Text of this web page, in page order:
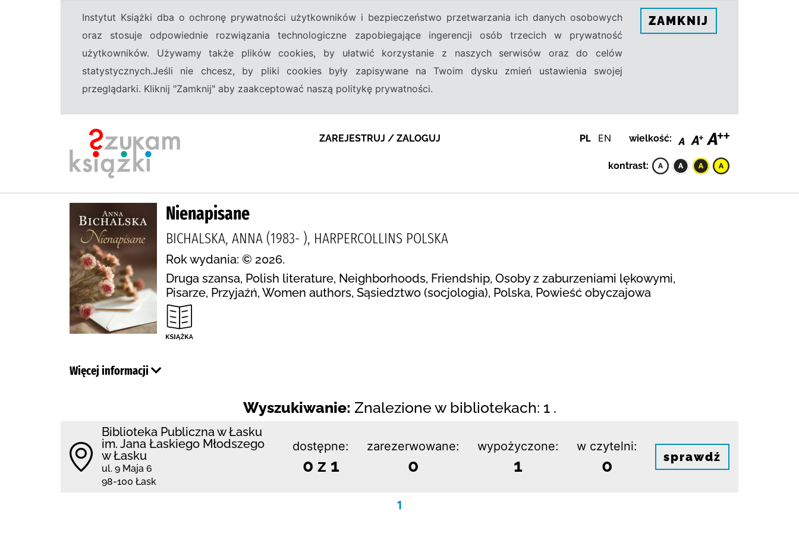
Instytut Książki dba o ochronę prywatności użytkowników i bezpieczeństwo przetwarzania ich danych osobowych
oraz stosuje odpowiednie rozwiązania technologiczne zapobiegające ingerencji osób trzecich w prywatność
użytkowników. Używamy także plików cookies, by ułatwić korzystanie z naszych serwisów oraz do celów
statystycznych.Jeśli nie chcesz, by pliki cookies były zapisywane na Twoim dysku zmień ustawienia swojej
przeglądarki. Kliknij "Zamknij" aby zaakceptować naszą politykę prywatności.
ZAMKNIJ
ZAREJESTRUJ / ZALOGUJ PL EN wielkość:
kontrast:
Nienapisane
BICHALSKA, ANNA (1983- ), HARPERCOLLINS POLSKA
Rok wydania: © 2026.
Druga szansa, Polish literature, Neighborhoods, Friendship, Osoby z zaburzeniami lękowymi,
Pisarze, Przyjaźń, Women authors, Sąsiedztwo (socjologia), Polska, Powieść obyczajowa
Więcej informacji
Wyszukiwanie: Znalezione w bibliotekach: 1 .
Biblioteka Publiczna w Łasku
im. Jana Łaskiego Młodszego
w Łasku
ul. 9 Maja 6
98-100 Łask
dostępne:
0 z 1
zarezerwowane:
0
wypożyczone:
1
w czytelni:
0 sprawdź
1